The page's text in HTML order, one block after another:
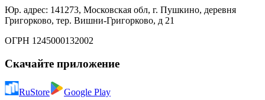
Юр. адрес: 141273, Московская обл, г. Пушкино, деревня
Григорково, тер. Вишни-Григорково, д 21
ОГРН 1245000132002
Скачайте приложение
RuStore Google Play